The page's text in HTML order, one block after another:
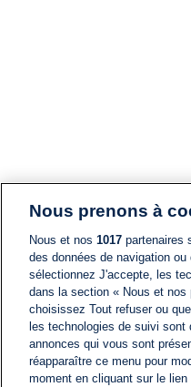
Nous prenons à
Nous et nos 1017 partenaires
des données de navigation
sélectionnez J'accepte, les
dans la section « Nous et nos
choisissez Tout refuser ou
les technologies de suivi
annonces qui vous sont
réapparaître ce menu pour
moment en cliquant sur le